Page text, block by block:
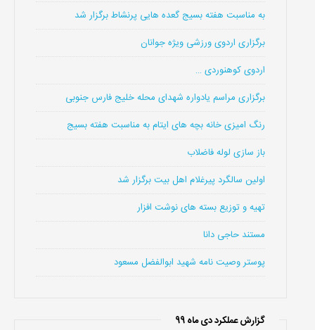
به مناسبت هفته بسیج گعده هایی پرنشاط برگزار شد
برگزاری اردوی ورزشی ویژه جوانان
اردوی کوهنوردی …
برگزاری مراسم یادواره شهدای محله خلیج فارس جنوبی
رنگ امیزی خانه بچه های ایتام به مناسبت هفته بسیج
باز سازی لوله فاضلاب
اولین سالگرد پیرغلام اهل بیت برگزار شد
تهیه و توزیع بسته های نوشت افزار
مستند حاجی دانا
پوستر وصیت نامه شهید ابوالفضل مسعود
گزارش عملکرد دی ماه 99